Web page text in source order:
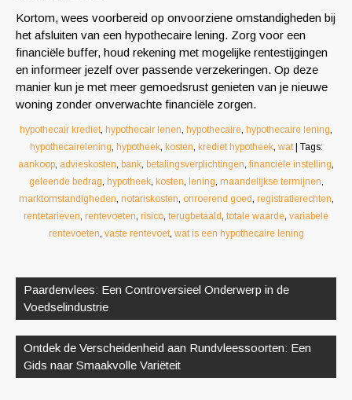
Kortom, wees voorbereid op onvoorziene omstandigheden bij
het afsluiten van een hypothecaire lening. Zorg voor een
financiële buffer, houd rekening met mogelijke rentestijgingen
en informeer jezelf over passende verzekeringen. Op deze
manier kun je met meer gemoedsrust genieten van je nieuwe
woning zonder onverwachte financiële zorgen.
hypothecair krediet, hypothecair lenen, hypothecaire, hypothecaire lening,
hypothecairelening, hypotheek, kosten, krediet hypotheek, wat
| Tags:
aankoop, advieskosten, bank, betalingsverplichtingen, financiële instelling,
geleende bedrag, hypotheek, kosten, lening, maandelijkse termijnen,
marktomstandigheden, notariskosten, onroerend goed, registratierechten,
rentetarieven, rentevoeten, risico, terugbetaald, totale waarde, variabele
rentevoeten, vaste rentevoet, wat is een hypothecaire lening
Paardenvlees: Een Controversieel Onderwerp in de
Voedselindustrie
Ontdek de Verscheidenheid aan Rundvleessoorten: Een
Gids naar Smaakvolle Variëteit